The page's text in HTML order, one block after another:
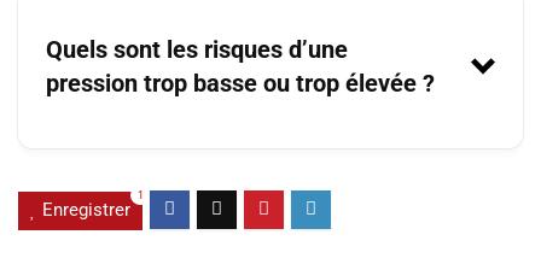
Quels sont les risques d’une
pression trop basse ou trop élevée ?
Sous-gonflage: crevaisons, usure
Enregistrer
1